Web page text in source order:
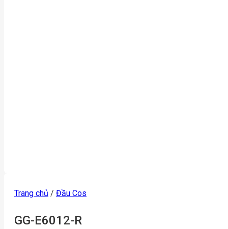
Trang chủ / Đầu Cos
GG-E6012-R